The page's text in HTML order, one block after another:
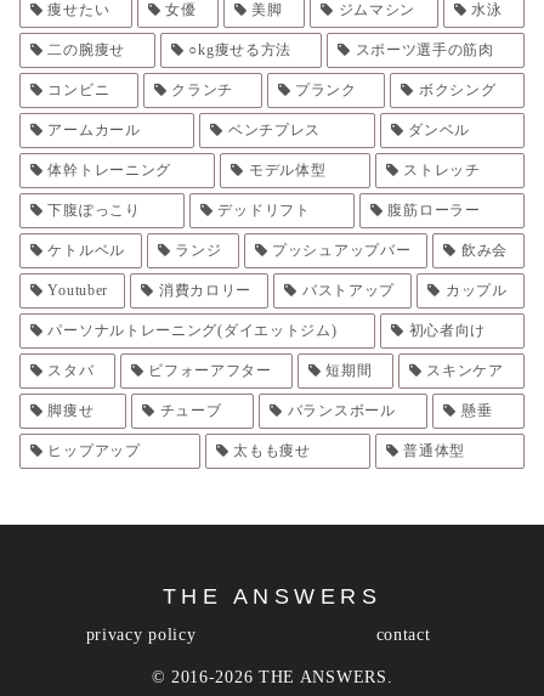
痩せたい 女優 美脚 ジムマシン 水泳
二の腕痩せ ○kg痩せる方法 スポーツ選手の筋肉
コンビニ クランチ プランク ボクシング
アームカール ベンチプレス ダンベル
体幹トレーニング モデル体型 ストレッチ
下腹ぽっこり デッドリフト 腹筋ローラー
ケトルベル ランジ プッシュアップバー 飲み会
Youtuber 消費カロリー バストアップ カップル
パーソナルトレーニング(ダイエットジム) 初心者向け
スタバ ビフォーアフター 短期間 スキンケア
脚痩せ チューブ バランスボール 懸垂
ヒップアップ 太もも痩せ 普通体型
THE ANSWERS
privacy policy contact
© 2016-2026 THE ANSWERS.